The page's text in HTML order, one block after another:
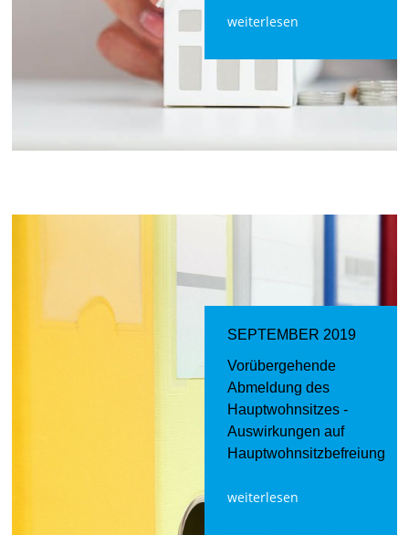
weiterlesen
SEPTEMBER 2019
Vorübergehende
Abmeldung des
Hauptwohnsitzes -
Auswirkungen auf
Hauptwohnsitzbefreiung
weiterlesen